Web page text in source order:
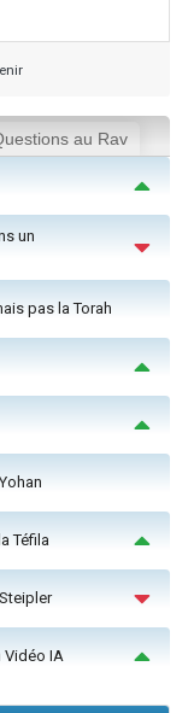
au Rav
un
pas la Torah
Téfila
Vidéo IA